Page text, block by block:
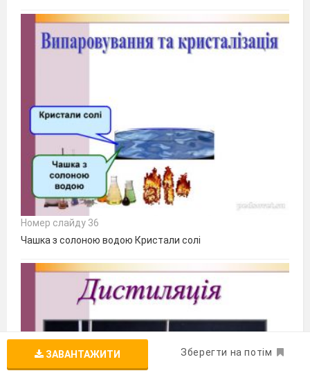
Номер слайду 36
Чашка з солоною водою Кристали солі
ЗАВАНТАЖИТИ Зберегти на потім